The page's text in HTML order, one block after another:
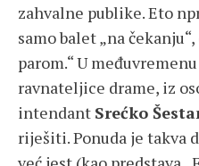
zahvalne publike. Eto
samo balet „na
parom.“ U
ravnateljice drame, iz
intendant Srećko
riješiti. Ponuda je takva